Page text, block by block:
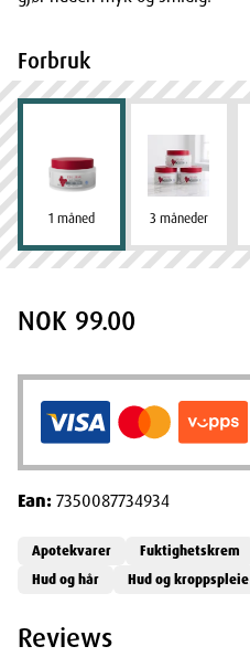
Forbruk
1 måned 3 måneder
NOK 99.00
Ean:7350087734934
Apotekvarer Fuktighetskrem
Hud og hår
Hud og kroppspleie
Reviews